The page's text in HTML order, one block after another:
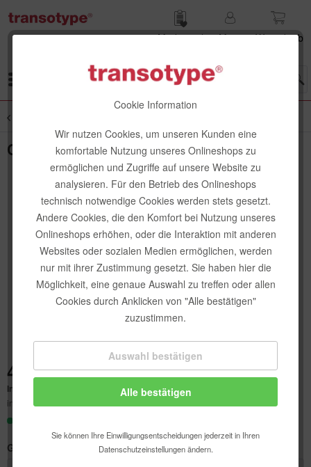
Merk­zettel
Mein
Waren­korb
Cookie Information
Wir nutzen Cookies, um unseren Kunden eine
komfortable Nutzung unseres Onlineshops zu
ermöglichen und Zugriffe auf unsere Website zu
analysieren. Für den Betrieb des Onlineshops
technisch notwendige Cookies werden stets gesetzt.
Andere Cookies, die den Komfort bei Nutzung unseres
Onlineshops erhöhen, oder die Interaktion mit anderen
Websites oder sozialen Medien ermöglichen, werden
nur mit ihrer Zustimmung gesetzt. Sie haben hier die
Möglichkeit, eine genaue Auswahl zu treffen oder allen
Cookies durch Anklicken von "Alle bestätigen"
zuzustimmen.
Technisch erforderlich
Komfortfunktionen
Auswahl bestätigen
Alle bestätigen
Sie können Ihre Einwilligungsentscheidungen jederzeit in Ihren
Datenschutzeinstellungen ändern.
Copic Multiliner, Schwarz
4,05 € *
Inhalt:
inkl. MwSt.
Größe: